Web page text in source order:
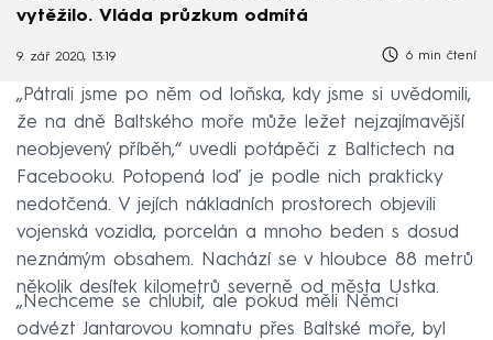
vytěžilo. Vláda průzkum odmítá
9. zář 2020, 13:19 6 min čtení
„Pátrali jsme po něm od loňska, kdy jsme si uvědomili,
že na dně Baltského moře může ležet nejzajímavější
neobjevený příběh,“ uvedli potápěči z Baltictech na
Facebooku. Potopená loď je podle nich prakticky
nedotčená. V jejích nákladních prostorech objevili
vojenská vozidla, porcelán a mnoho beden s dosud
neznámým obsahem. Nachází se v hloubce 88 metrů
několik desítek kilometrů severně od města Ustka.
„Nechceme se chlubit, ale pokud měli Němci
odvézt Jantarovou komnatu přes Baltské moře, byl